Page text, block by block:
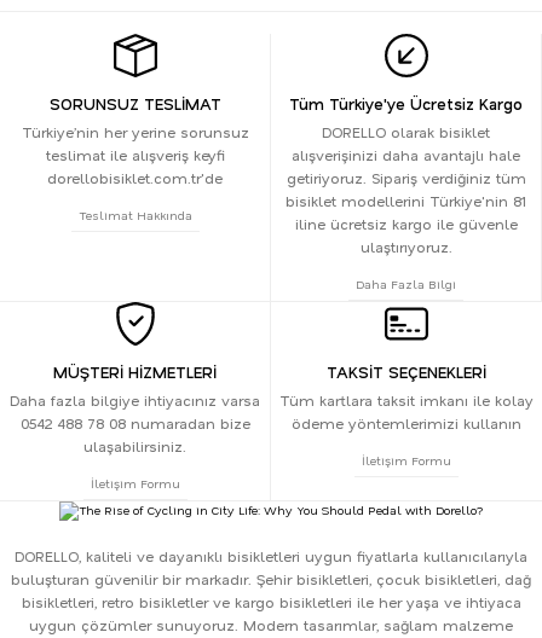
SORUNSUZ TESLİMAT
Türkiye’nin her yerine sorunsuz
teslimat ile alışveriş keyfi
dorellobisiklet.com.tr'de
Teslimat Hakkında
Tüm Türkiye'ye Ücretsiz Kargo
DORELLO olarak bisiklet
alışverişinizi daha avantajlı hale
getiriyoruz. Sipariş verdiğiniz tüm
bisiklet modellerini Türkiye'nin 81
iline ücretsiz kargo ile güvenle
ulaştırıyoruz.
Daha Fazla Bilgi
MÜŞTERİ HİZMETLERİ
Daha fazla bilgiye ihtiyacınız varsa
0542 488 78 08 numaradan bize
ulaşabilirsiniz.
İletişim Formu
TAKSİT SEÇENEKLERİ
Tüm kartlara taksit imkanı ile kolay
ödeme yöntemlerimizi kullanın
İletişim Formu
DORELLO, kaliteli ve dayanıklı bisikletleri uygun fiyatlarla kullanıcılarıyla
buluşturan güvenilir bir markadır. Şehir bisikletleri, çocuk bisikletleri, dağ
bisikletleri, retro bisikletler ve kargo bisikletleri ile her yaşa ve ihtiyaca
uygun çözümler sunuyoruz. Modern tasarımlar, sağlam malzeme